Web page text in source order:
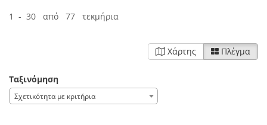
1 - 30 από 77 τεκμήρια
Χάρτης Πλέγμα
Ταξινόμηση
Σχετικότητα με κριτήρια